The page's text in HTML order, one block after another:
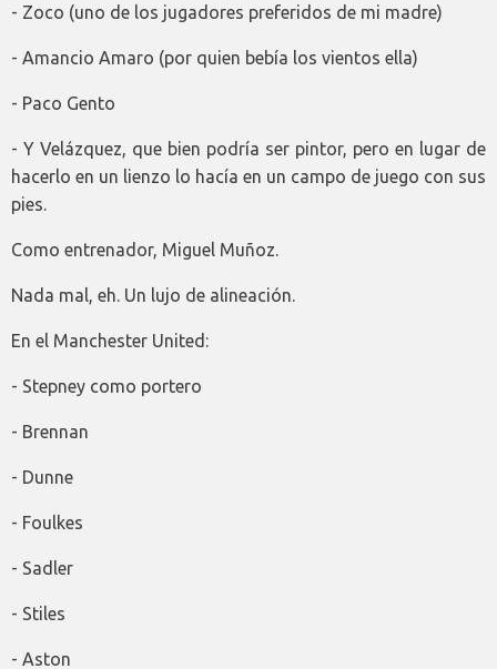
- Zoco (uno de los jugadores preferidos de mi madre)
- Amancio Amaro (por quien bebía los vientos ella)
- Paco Gento
- Y Velázquez, que bien podría ser pintor, pero en lugar de
hacerlo en un lienzo lo hacía en un campo de juego con sus
pies.
Como entrenador, Miguel Muñoz.
Nada mal, eh. Un lujo de alineación.
En el Manchester United:
- Stepney como portero
- Brennan
- Dunne
- Foulkes
- Sadler
- Stiles
- Aston